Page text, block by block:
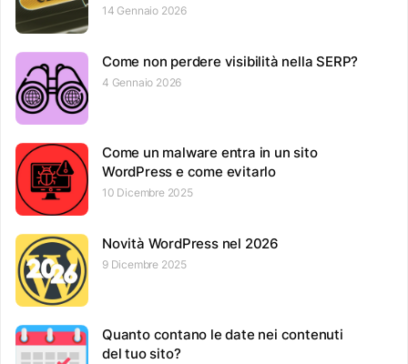
14 Gennaio 2026
Come non perdere visibilità nella SERP?
4 Gennaio 2026
Come un malware entra in un sito
WordPress e come evitarlo
10 Dicembre 2025
Novità WordPress nel 2026
9 Dicembre 2025
Quanto contano le date nei contenuti
del tuo sito?